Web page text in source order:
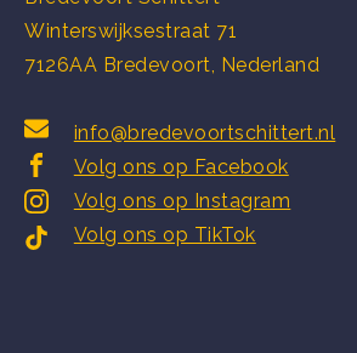
Winterswijksestraat 71
7126AA Bredevoort, Nederland
info@bredevoortschittert.nl
Volg ons op Facebook
Volg ons op Instagram
Volg ons op TikTok